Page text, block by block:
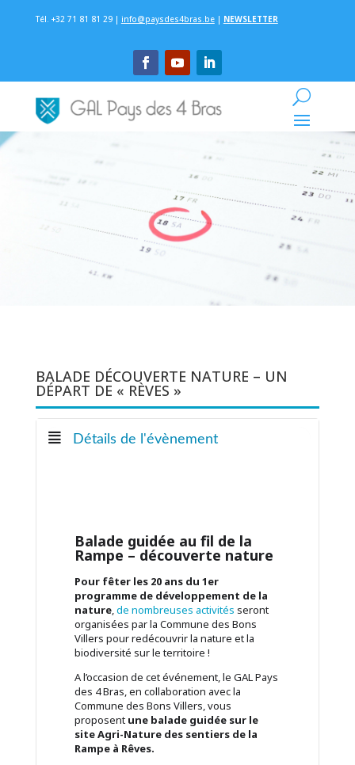
Tél. +32 71 81 81 29 | info@paysdes4bras.be| NEWSLETTER
BALADE DÉCOUVERTE NATURE – UN
DÉPART DE « RÈVES »
Détails de l'évènement
Balade guidée au fil de la
Rampe – découverte nature
Pour fêter les 20 ans du 1er
programme de développement de la
nature,de nombreuses activités seront
organisées par la Commune des Bons
Villers pour redécouvrir la nature et la
biodiversité sur le territoire !
A l’occasion de cet événement, le GAL Pays
des 4 Bras, en collaboration avec la
Commune des Bons Villers, vous
proposent une balade guidée sur le
site Agri-Nature des sentiers de la
Rampe à Rêves.